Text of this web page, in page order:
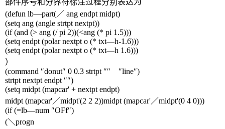
部件序号和分界符标注过程分别表达为
(defun lb—part(／ ang endpt midpt)
(setq ang (angle strtpt nextpt))
(if (and (> ang (/ pi 2))(<ang (* pi 1.5)))
(setq endpt (polar nextpt o (* txt—h-1.6)))
(setq endpt (polar nextpt o (* txt—h 1.6)))
）
(command ″donut″ 0 0.3 strtpt ″″ ″line″)
strtpt nextpt endpt ″″)
(setq midpt (mapcar' + nextpt endpt)
midpt (mapcar'／midpt'(2 2 2))midpt (mapcar'／midpt'(0 4 0)))
(if (=lb—num ″OFf″)
(＼progn